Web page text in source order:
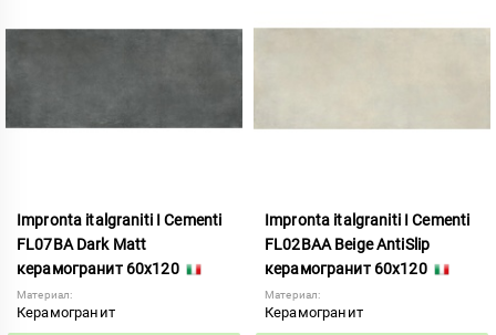
Impronta italgraniti I Cementi
FL07BA Dark Matt
керамогранит 60x120
Материал:
Керамогранит
Impronta italgraniti I Cementi
FL02BAA Beige AntiSlip
керамогранит 60x120
Материал:
Керамогранит